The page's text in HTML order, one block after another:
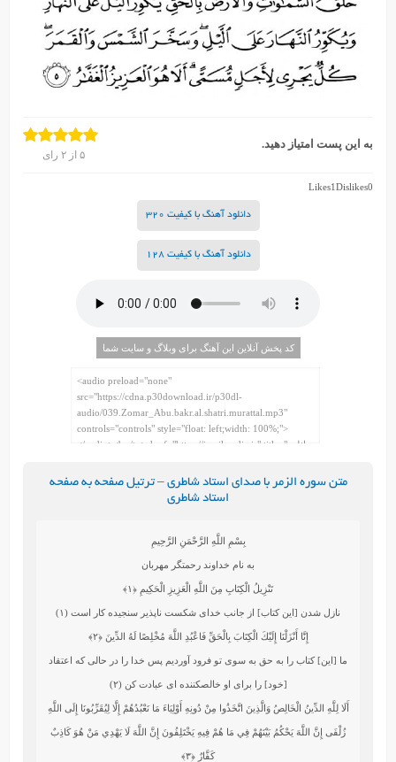
به این پست امتیاز دهید.
۵ از۲ رای
Likes1Dislikes0
دانلود آهنگ با کیفیت 320
دانلود آهنگ با کیفیت 128
کد پخش آنلاین این آهنگ برای وبلاگ و سایت شما
متن سوره الزمر با صدای استاد شاطری – ترتیل صفحه به صفحه
استاد شاطری
بِسْمِ اللَّهِ الرَّحْمَنِ الرَّحِيمِ
به نام خداوند رحمتگر مهربان
تَنْزِيلُ الْكِتَابِ مِنَ اللَّهِ الْعَزِيزِ الْحَكِيمِ ﴿۱﴾
نازل شدن [اين كتاب] از جانب خداى شكست‏ ناپذير سنجيده‏ كار است (۱)
إِنَّا أَنْزَلْنَا إِلَيْكَ الْكِتَابَ بِالْحَقِّ فَاعْبُدِ اللَّهَ مُخْلِصًا لَهُ الدِّينَ﴿۲﴾
ما [اين] كتاب را به حق به سوى تو فرود آورديم پس خدا را در حالى كه اعتقاد
[خود] را براى او خالص‏كننده‏ اى عبادت كن (۲)
أَلَا لِلَّهِ الدِّينُ الْخَالِصُ وَالَّذِينَ اتَّخَذُوا مِنْ دُونِهِ أَوْلِيَاءَ مَا نَعْبُدُهُمْ إِلَّا لِيُقَرِّبُونَا إِلَى اللَّهِ
زُلْفَى إِنَّ اللَّهَ يَحْكُمُ بَيْنَهُمْ فِي مَا هُمْ فِيهِ يَخْتَلِفُونَ إِنَّ اللَّهَ لَا يَهْدِي مَنْ هُوَ كَاذِبٌ
كَفَّارٌ ﴿۳﴾